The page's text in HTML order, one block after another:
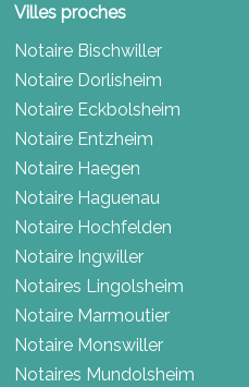
Villes proches
Notaire Bischwiller
Notaire Dorlisheim
Notaire Eckbolsheim
Notaire Entzheim
Notaire Haegen
Notaire Haguenau
Notaire Hochfelden
Notaire Ingwiller
Notaires Lingolsheim
Notaire Marmoutier
Notaire Monswiller
Notaires Mundolsheim